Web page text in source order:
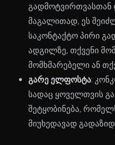
გადმოტვირთვასთან
მაგალითად, ეს
საკონტაქტო პირი
ადგილზე, თქვენი
მომხმარებელი ან
გარე ელფოსტა:
სადაც ყოველთვის
შეტყობინება,
მიუხედავად